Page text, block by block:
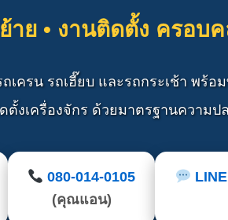
าย • งานติดตั้ง ครอบ
ครน รถเฮี๊ยบ และรถกระเช้า พร้อ
ตั้งเครื่องจักร ด้วยมาตรฐานความ
080-014-0105
(คุณแอน)